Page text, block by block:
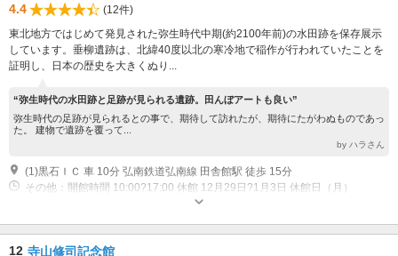
4.4
(12件)
東北地方ではじめて発見された弥生時代中期(約2100年前)の水田跡を保存展示
しています。垂柳遺跡は、北緯40度以北の寒冷地で稲作が行われていたことを
証明し、日本の歴史を大きくぬり...
“弥生時代の水田跡と足跡が見られる遺跡。田んぼアートも良い”
弥生時代の足跡が見られるとの事で、期待して訪れたが、期待にたがわぬものであっ
た。 建物で遺跡を覆って...
by ハラさん
(1)黒石ＩＣ 車 10分 弘南鉄道弘南線 田舎館駅 徒歩 15分
その他：開館時間 10:00?17:00 休館 12月29日?1月3日 休館日（月）
12 寺山修司記念館